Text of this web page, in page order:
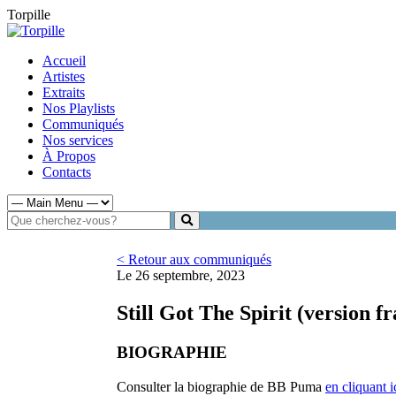
Torpille
Accueil
Artistes
Extraits
Nos Playlists
Communiqués
Nos services
À Propos
Contacts
< Retour aux communiqués
Le 26 septembre, 2023
Still Got The Spirit (version
BIOGRAPHIE
Consulter la biographie de BB Puma en cliquant